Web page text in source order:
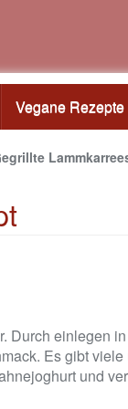
Vegane Rezepte
Durch einlegen
Es gibt
und